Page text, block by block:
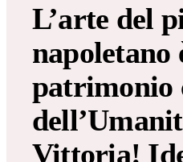
L’arte del
napoletano
patrimonio
Vittoria!